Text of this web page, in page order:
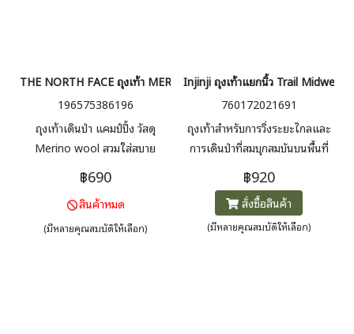
THE NORTH FACE ถุงเท้า MERINO WOOL LIGHT MINI
196575386196
ถุงเท้าเดินป่า แคมป์ปิ้ง วัสดุ
Merino wool สวมใส่สบาย
฿690
สินค้าหมด
(มีหลายคุณสมบัติให้เลือก)
Injinji ถุงเท้าแยกนิ้ว Trail
760172021691
ถุงเท้าสำหรับการวิ่งระยะไกลและ
การเดินป่าที่สมบุกสมบันบนพื้นที่
สกปรก ระบายความชื้น รองรับ
อุ้งเท้าได้ดี
฿920
สั่งซื้อสินค้า
(มีหลายคุณสมบัติให้เลือก)